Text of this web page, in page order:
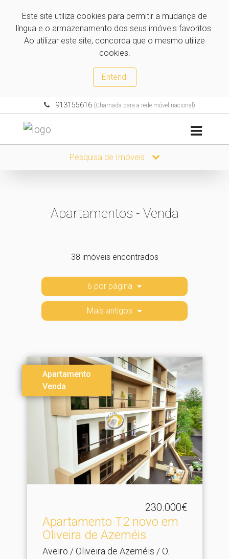
Este site utiliza cookies para permitir a mudança de
língua e o armazenamento dos seus imóveis favoritos.
Ao utilizar este site, concorda que o mesmo utilize
cookies.
Entendi
913155616 (Chamada para a rede móvel nacional)
Pesquisa de Imóveis
Apartamentos - Venda
38 imóveis encontrados
6 por página
Mais antigos
Apartamento
Venda
230.000€
Apartamento T2 novo em
Oliveira de Azeméis
Aveiro / Oliveira de Azeméis / O.